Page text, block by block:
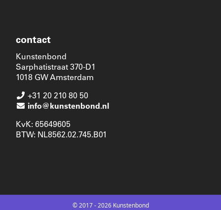
contact
Kunstenbond
Sarphatistraat 370-D1
1018 GW Amsterdam
+31 20 210 80 50
info@kunstenbond.nl
KvK: 65649605
BTW: NL8562.02.745.B01
© 2017 - 2026 Kunstenbond